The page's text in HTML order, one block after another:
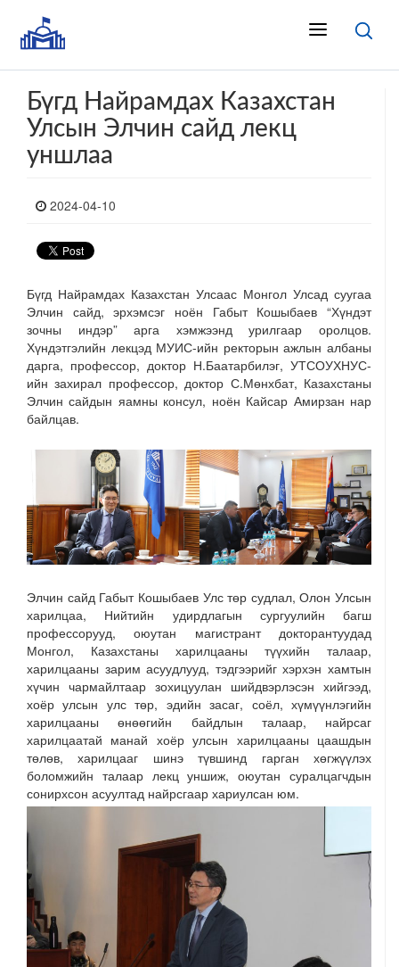
Бүгд Найрамдах Казахстан
Улсын Элчин сайд лекц
уншлаа
2024-04-10
Бүгд Найрамдах Казахстан Улсаас Монгол Улсад суугаа
Элчин сайд, эрхэмсэг ноён Габыт Кошыбаев “Хүндэт
зочны индэр” арга хэмжээнд урилгаар оролцов.
Хүндэтгэлийн лекцэд МУИС-ийн ректорын ажлын албаны
дарга, профессор, доктор Н.Баатарбилэг, УТСОУХНУС-
ийн захирал профессор, доктор С.Мөнхбат, Казахстаны
Элчин сайдын яамны консул, ноён Кайсар Амирзан нар
байлцав.
Элчин сайд Габыт Кошыбаев Улс төр судлал, Олон Улсын
харилцаа, Нийтийн удирдлагын сургуулийн багш
профессорууд, оюутан магистрант докторантуудад
Монгол, Казахстаны харилцааны түүхийн талаар,
харилцааны зарим асуудлууд, тэдгээрийг хэрхэн хамтын
хүчин чармайлтаар зохицуулан шийдвэрлэсэн хийгээд,
хоёр улсын улс төр, эдийн засаг, соёл, хүмүүнлэгийн
харилцааны өнөөгийн байдлын талаар, найрсаг
харилцаатай манай хоёр улсын харилцааны цаашдын
төлөв, харилцааг шинэ түвшинд гарган хөгжүүлэх
боломжийн талаар лекц уншиж, оюутан суралцагчдын
сонирхсон асуултад найрсгаар хариулсан юм.